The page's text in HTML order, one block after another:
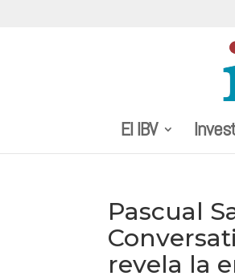
El IBV
Pascual
revela la